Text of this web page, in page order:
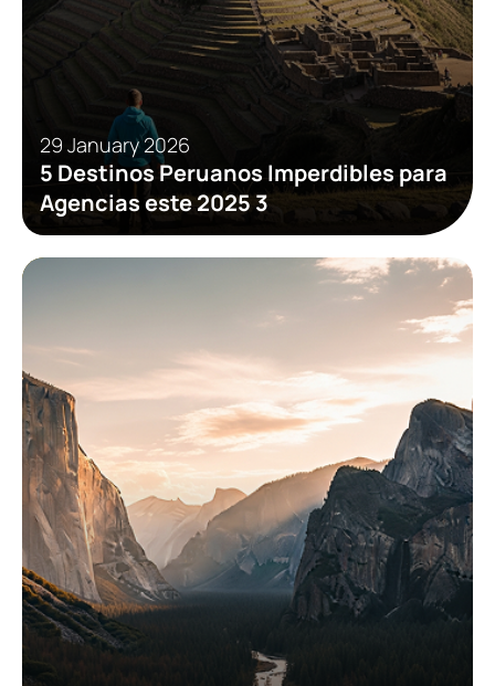
29 January 2026
5 Destinos Peruanos Imperdibles para
Agencias este 2025 3